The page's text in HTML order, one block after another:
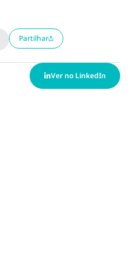
Partilhar
Ver no LinkedIn